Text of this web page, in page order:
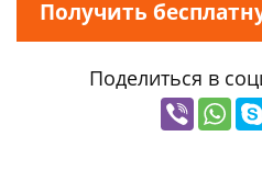
Получить
Поделиться в